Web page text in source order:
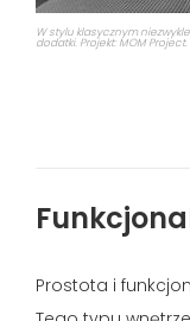
W stylu klasycznym
dodatki. Projekt: MOM
Prostota i